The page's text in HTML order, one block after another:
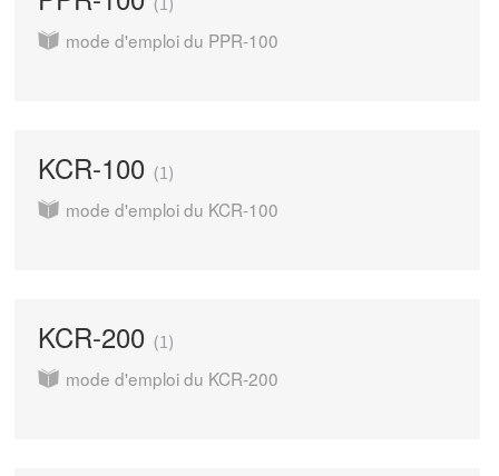
mode d'emploi du PPR-100
KCR-100 1
mode d'emploi du KCR-100
KCR-200 1
mode d'emploi du KCR-200